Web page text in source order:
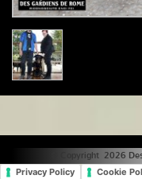
© Copyright 2026
Privacy Policy Cookie